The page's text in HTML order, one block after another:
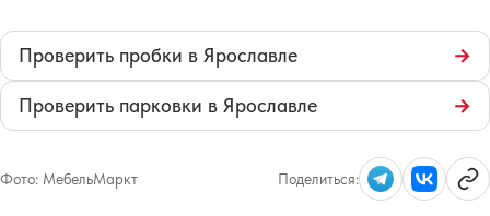
Проверить пробки в Ярославле →
Проверить парковки в Ярославле →
Фото: МебельМаркт Поделиться: